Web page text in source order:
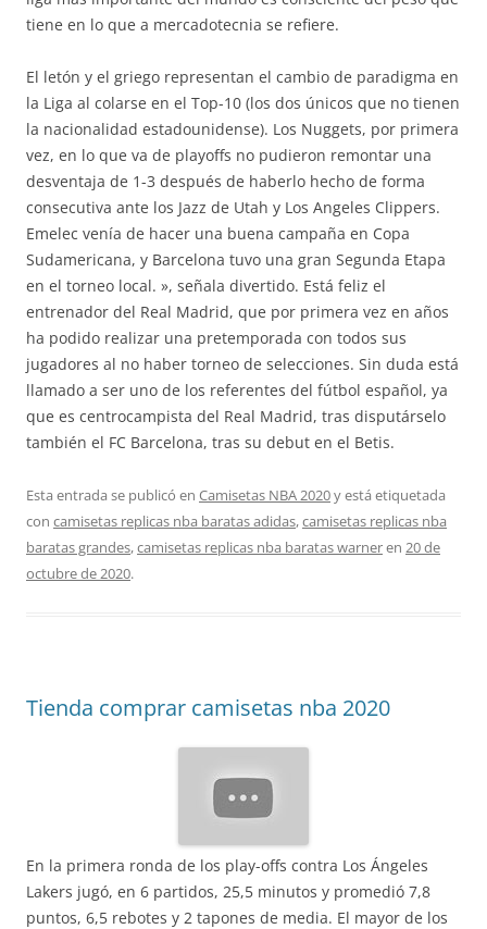
tiene en lo que a mercadotecnia se refiere.
El letón y el griego representan el cambio de paradigma en
la Liga al colarse en el Top-10 (los dos únicos que no tienen
la nacionalidad estadounidense). Los Nuggets, por primera
vez, en lo que va de playoffs no pudieron remontar una
desventaja de 1-3 después de haberlo hecho de forma
consecutiva ante los Jazz de Utah y Los Angeles Clippers.
Emelec venía de hacer una buena campaña en Copa
Sudamericana, y Barcelona tuvo una gran Segunda Etapa
en el torneo local. », señala divertido. Está feliz el
entrenador del Real Madrid, que por primera vez en años
ha podido realizar una pretemporada con todos sus
jugadores al no haber torneo de selecciones. Sin duda está
llamado a ser uno de los referentes del fútbol español, ya
que es centrocampista del Real Madrid, tras disputárselo
también el FC Barcelona, tras su debut en el Betis.
Esta entrada se publicó en Camisetas NBA 2020y está etiquetada
con camisetas replicas nba baratas adidas,camisetas replicas nba
baratas grandes,camisetas replicas nba baratas warneren 20 de
octubre de 2020.
Tienda comprar camisetas nba 2020
En la primera ronda de los play-offs contra Los Ángeles
Lakers jugó, en 6 partidos, 25,5 minutos y promedió 7,8
puntos, 6,5 rebotes y 2 tapones de media. El mayor de los